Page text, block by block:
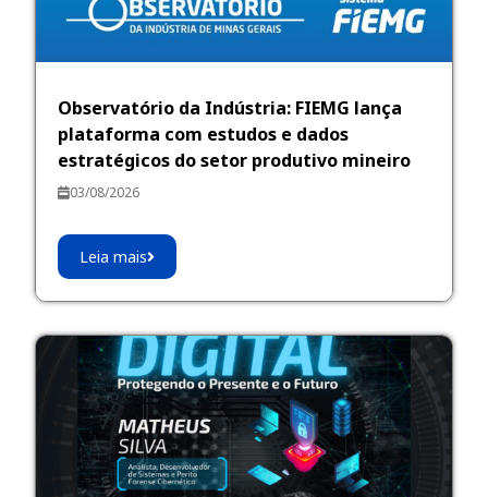
Observatório da Indústria: FIEMG lança
plataforma com estudos e dados
estratégicos do setor produtivo mineiro
03/08/2026
Leia mais